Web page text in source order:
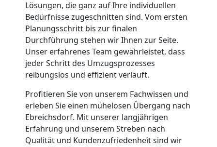
Lösungen, die ganz auf Ihre individuellen
Bedürfnisse zugeschnitten sind. Vom ersten
Planungsschritt bis zur finalen
Durchführung stehen wir Ihnen zur Seite.
Unser erfahrenes Team gewährleistet, dass
jeder Schritt des Umzugsprozesses
reibungslos und effizient verläuft.
Profitieren Sie von unserem Fachwissen und
erleben Sie einen mühelosen Übergang nach
Ebreichsdorf. Mit unserer langjährigen
Erfahrung und unserem Streben nach
Qualität und Kundenzufriedenheit sind wir
Umzug
für
Senioren
Wiener